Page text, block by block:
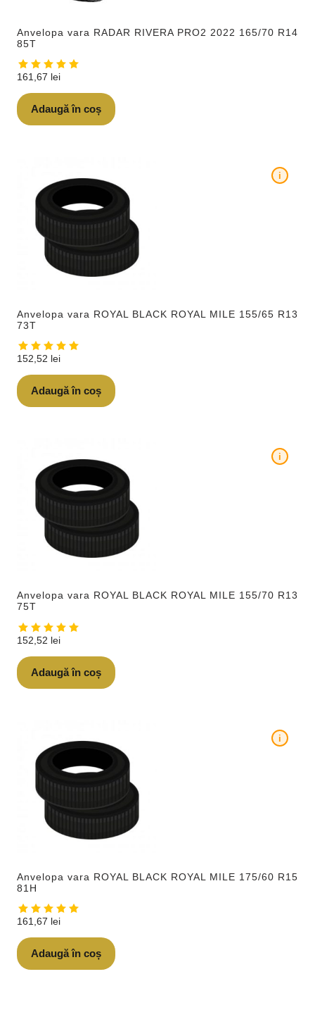
Anvelopa vara RADAR RIVERA PRO2 2022 165/70 R14
85T
161,67 lei
Adaugă în coș
Anvelopa vara ROYAL BLACK ROYAL MILE 155/65 R13
73T
i
152,52 lei
Adaugă în coș
Anvelopa vara ROYAL BLACK ROYAL MILE 155/70 R13
75T
i
152,52 lei
Adaugă în coș
Anvelopa vara ROYAL BLACK ROYAL MILE 175/60 R15
81H
i
161,67 lei
Adaugă în coș